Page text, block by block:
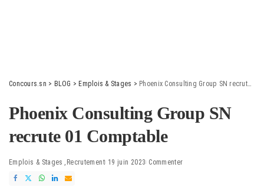
Concours.sn > BLOG > Emplois & Stages > Phoenix Consulting Group SN recrute 01 Comptable
Phoenix Consulting Group SN
recrute 01 Comptable
Emplois & Stages Recrutement 19 juin 2023 Commenter